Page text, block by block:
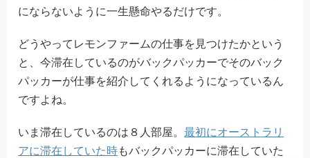
にならないように一生懸命やるだけです。
どうやってレモンファームの仕事を見つけたかという
と、今滞在しているのがバックパッカーでそのバック
パッカーが仕事を紹介してくれるようになっているん
ですよね。
いま滞在しているのは８人部屋。最初にオーストラリ
アに滞在していた時もバックパッカーに滞在していた